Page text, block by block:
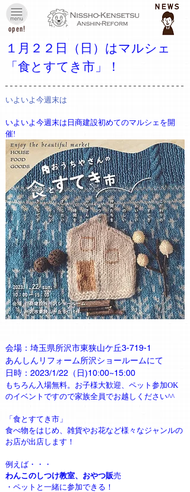
open!
１月２２日（日）はマルシェ
「食とすてき市」！
いよいよ今週末は
いよいよ今週末は日商建設初めてのマルシェを開
催!
会場：埼玉県所沢市東狭山ケ丘3-719-1
あんしんリフォーム所沢ショールームにて
日時：2023/1/22（日)10:00~15:00
もちろん入場無料。お子様大歓迎、ペット参加OK
のイベントですので家族全員でお越しください^^
「食とすてき市」
食べ物をはじめ、雑貨やお花など様々なジャンルの
お店が出店します！
例えば・・・
わんこのしつけ教室、おやつ販売
・ペットと一緒に参加できる！